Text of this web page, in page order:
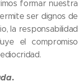
formar nuestra
ser dignos de
la responsabilidad
el compromiso
.